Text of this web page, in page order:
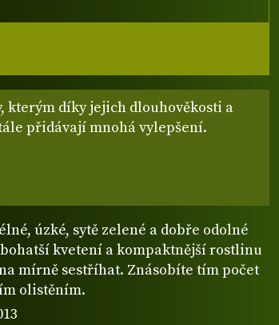
kterým díky jejich dlouhověkosti a
přidávají mnohá vylepšení.
úzké, sytě zelené a dobře odolné
kvetení a kompaktnější rostlinu
mírně sestříhat. Znásobíte tím počet
olistěním.